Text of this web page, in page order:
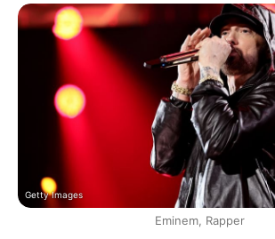
Getty Images
Eminem, Rapper